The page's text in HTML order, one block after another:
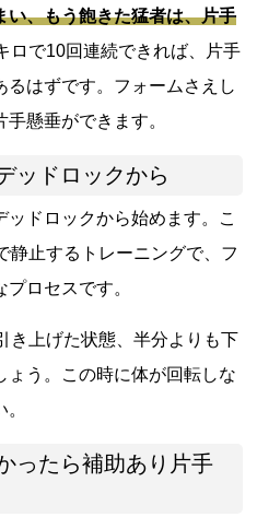
い、もう飽きた猛者は、片手
ロで10回連続できれば、片手
はずです。フォームさえし
懸垂ができます。
ッドロックから
ドロックから始めます。こ
静止するトレーニングで、フ
ロセスです。
き上げた状態、半分よりも下
ょう。この時に体が回転しな
ったら補助あり片手